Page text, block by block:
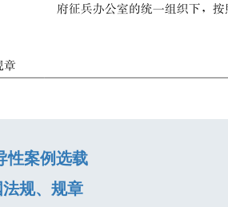
性案例选载
规、规章